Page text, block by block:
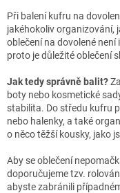
Při balení kufru na
jakéhokoliv organizování,
oblečení na dovolené není
proto je důležité oblečení
Jak tedy správně balit?
boty nebo kosmetické
stabilita. Do středu kufru
nebo halenky, a také
o něco těžší kousky, jako
Aby se oblečení
doporučujeme tzv.
abyste zabránili